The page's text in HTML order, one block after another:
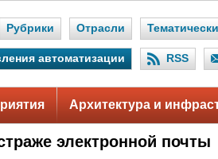
Рубрики Отрасли
автоматизации RSS
Архитектура и
электронной почты